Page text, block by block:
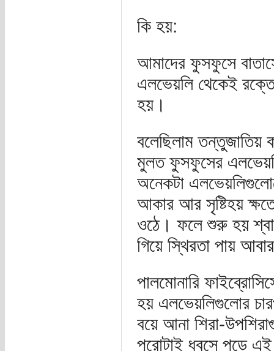
কি হয়:
আমাদের ফুসফুসে
এলভেয়লি থেকেই
হয়।
বলেছিলাম তন্তুজাতিয়
মুলত ফুসফুসের
অনেকটা
আকার আর সৃষ্টিহয়
ওঠে। ফলে শুরু হয়
গিয়ে স্থিরতা পায়
পালমোনারি
হয় এলভেয়লিগুলোর
বয়ে আনা শিরা-
পুরোটাই ধ্বসে পড়ে